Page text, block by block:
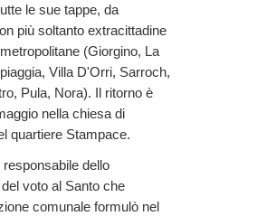
le sue tappe, da
più soltanto extracittadine
(Giorgino, La
Villa D'Orri, Sarroch,
Pula, Nora). Il ritorno è
nella chiesa di
quartiere Stampace.
dello
voto al Santo che
comunale formulò nel